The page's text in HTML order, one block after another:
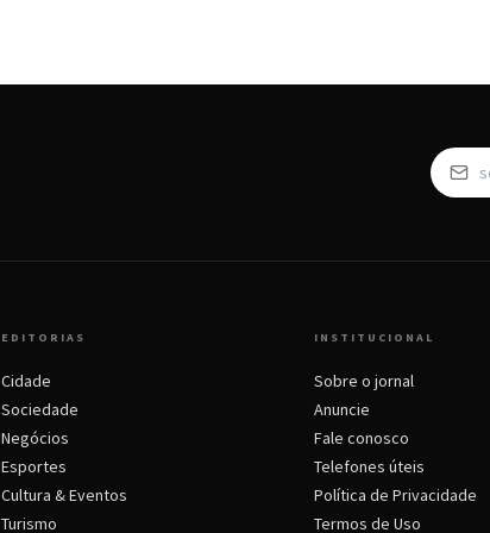
EDITORIAS
Cidade
Sociedade
Negócios
Esportes
Cultura & Eventos
Turismo
INSTITUCIONAL
Sobre o jornal
Anuncie
Fale conosco
Telefones úteis
Política de Privacidade
Termos de Uso